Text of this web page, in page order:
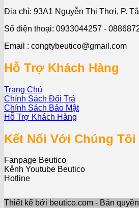
Địa chỉ: 93A1 Nguyễn Thị Thơi, P.
Số điện thoại: 0933044257 -
Email : congtybeutico@gmail.com
Hỗ Trợ Khách Hàng
Trang Chủ
Chính Sách Đổi Trả
Chính Sách Bảo Mật
Hỗ Trợ Khách Hàng
Kết Nối Với Chúng Tôi
Fanpage Beutico
Kênh Youtube Beutico
Hotline
Thiết kế bởi beutico.com - Bản